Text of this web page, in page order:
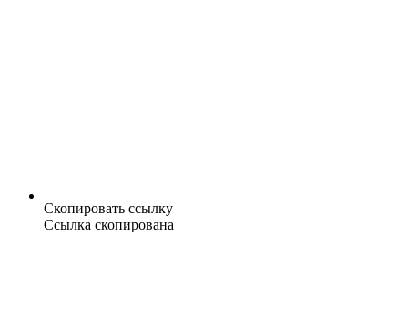
Скопировать ссылку
Ссылка скопирована